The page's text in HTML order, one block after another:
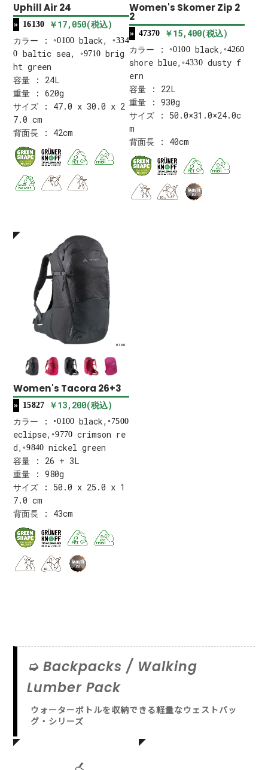
Uphill Air 24
16130
￥17,050(税込)
カラー : 0100 black, 334
0 baltic sea, 9710 brig
ht green
容量 : 24L
重量 : 620g
サイズ : 47.0 x 30.0 x 2
7.0 cm
背面長 : 42cm
Women's Skomer Zip 2
2
47370
￥15,400(税込)
カラー :
0100black, 4260
shore blue, 4330dusty f
ern
容量 : 22L
重量 : 930g
サイズ : 50.0×31.0×24.0c
m
背面長 : 40cm
0100
Women's Tacora 26+3
15827
￥13,200(税込)
カラー : 0100 black, 7500
eclipse, 9770 crimson re
d, 9840 nickel green
容量 : 26 + 3L
重量 : 980g
サイズ : 50.0 x 25.0 x 1
7.0 cm
背面長 : 43cm
Backpacks / Walking
Lumber Pack
ウォーターボトルを収納できる軽量なウェストバッ
グ・シリーズ